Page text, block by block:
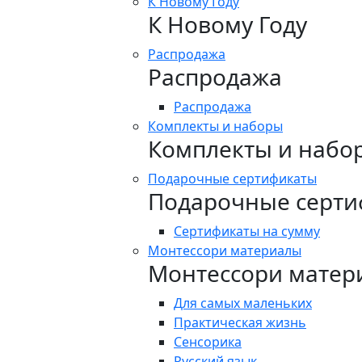
К Новому Году
Распродажа
Распродажа
Распродажа
Комплекты и наборы
Комплекты и
Подарочные сертификаты
Подарочные
Сертификаты на сумму
Монтессори материалы
Монтессори
Для самых маленьких
Практическая жизнь
Сенсорика